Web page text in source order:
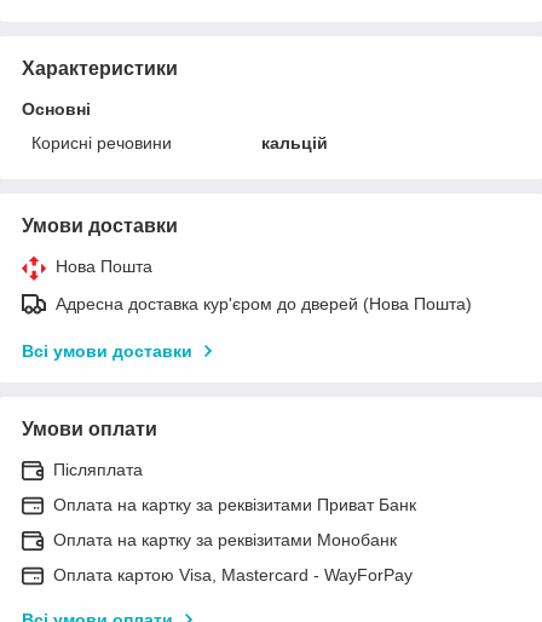
Характеристики
Основні
Корисні речовини
кальцій
Умови доставки
Нова Пошта
Адресна доставка кур'єром до дверей (Нова Пошта)
Всі умови доставки
Умови оплати
Післяплата
Оплата на картку за реквізитами Приват Банк
Оплата на картку за реквізитами Монобанк
Оплата картою Visa, Mastercard - WayForPay